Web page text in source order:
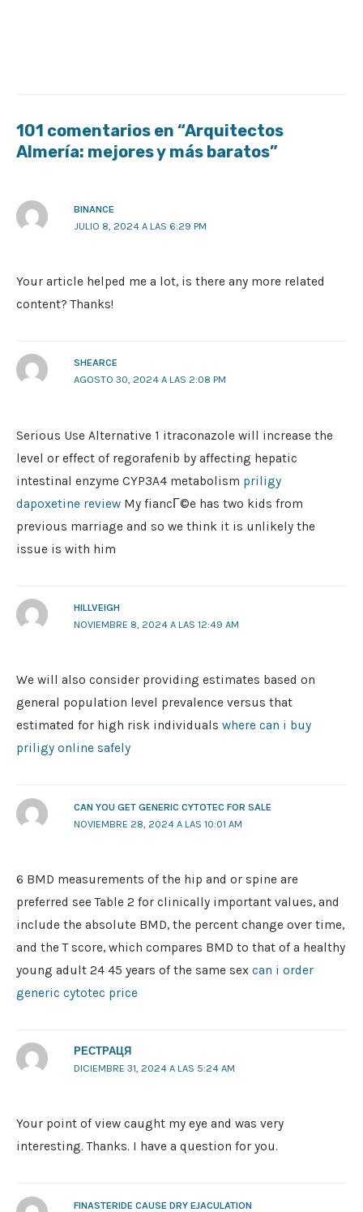
101 comentarios en “Arquitectos
Almería: mejores y más baratos”
BINANCE
JULIO 8, 2024 A LAS 6:29 PM
Your article helped me a lot, is there any more related
content? Thanks!
SHEARCE
AGOSTO 30, 2024 A LAS 2:08 PM
Serious Use Alternative 1 itraconazole will increase the
level or effect of regorafenib by affecting hepatic
intestinal enzyme CYP3A4 metabolism priligy
dapoxetine review My fiancГ©e has two kids from
previous marriage and so we think it is unlikely the
issue is with him
HILLVEIGH
NOVIEMBRE 8, 2024 A LAS 12:49 AM
We will also consider providing estimates based on
general population level prevalence versus that
estimated for high risk individuals where can i buy
priligy online safely
CAN YOU GET GENERIC CYTOTEC FOR SALE
NOVIEMBRE 28, 2024 A LAS 10:01 AM
6 BMD measurements of the hip and or spine are
preferred see Table 2 for clinically important values, and
include the absolute BMD, the percent change over time,
and the T score, which compares BMD to that of a healthy
young adult 24 45 years of the same sex can i order
generic cytotec price
РЕСТРАЦЯ
DICIEMBRE 31, 2024 A LAS 5:24 AM
Your point of view caught my eye and was very
interesting. Thanks. I have a question for you.
FINASTERIDE CAUSE DRY EJACULATION